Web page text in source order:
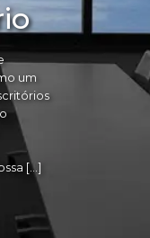
um
[…]